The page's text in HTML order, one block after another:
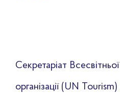
Секретаріат
організації (UN